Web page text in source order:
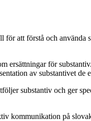
att förstå och
ersättningar för
av substantivet de
substantiv och ger
kommunikation på